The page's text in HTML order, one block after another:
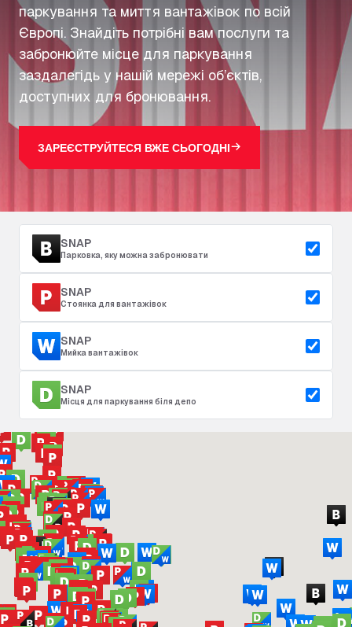
паркування та миття вантажівок по всій
Європі. Знайдіть потрібні вам послуги та
забронюйте місце для паркування
заздалегідь у нашій мережі об’єктів,
доступних для бронювання.
ЗАРЕЄСТРУЙТЕСЯ ВЖЕ СЬОГОДНІ
SNAP
Парковка, яку можна забронювати
SNAP
Стоянка для вантажівок
SNAP
Мийка вантажівок
SNAP
Місця для паркування біля депо